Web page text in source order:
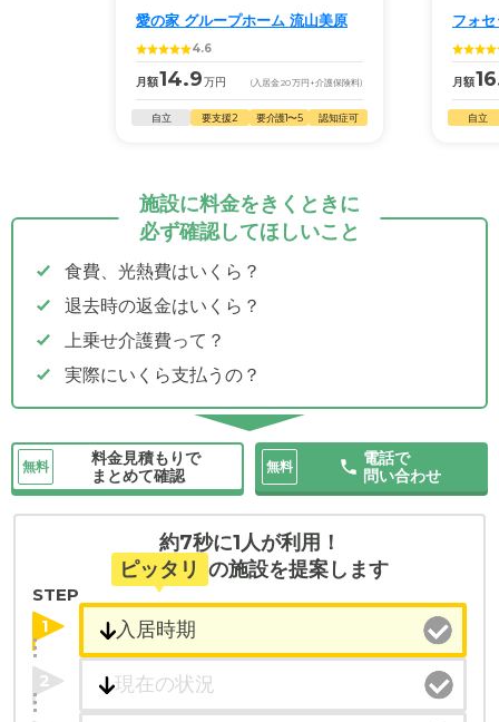
愛の家 グループホーム 流山美原
4.6
月額14.9万円 (入居金20万円 +介護保険料)
自立 要支援2 要介護1〜5 認知症可
フォ
月額
自立
施設に料金をきくときに
必ず確認してほしいこと
食費、光熱費はいくら？
退去時の返金はいくら？
上乗せ介護費って？
実際にいくら支払うの？
無料
料金見積もりで
まとめて確認
無料
電話で
問い合わせ
約7秒に1人が利用！
ピッタリ の施設を提案します
STEP
1
2